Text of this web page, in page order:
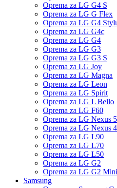
Oprema za LG G4 S
Oprema za LG G Flex
Oprema za LG G4
Oprema za LG G4c
Oprema za LG G4
Oprema za LG G3
Oprema za LG G3 S
Oprema za LG Joy
Oprema za LG Magna
Oprema za LG Leon
Oprema za LG Spirit
Oprema za LG L Bello
Oprema za LG F60
Oprema za LG Nexus 5
Oprema za LG Nexus 4
Oprema za LG L90
Oprema za LG L70
Oprema za LG L50
Oprema za LG G2
Oprema za LG G2 Mini
Samsung